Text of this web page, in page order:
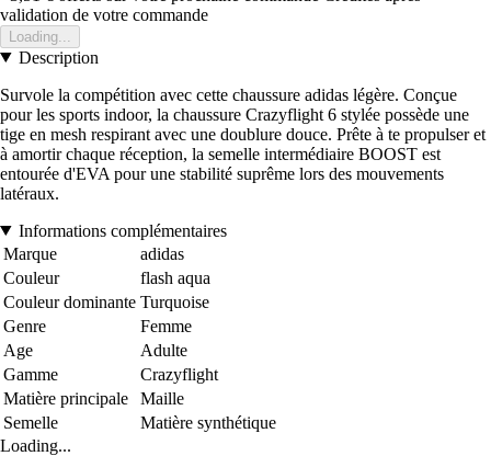
validation de votre commande
Loading...
Description
Survole la compétition avec cette chaussure adidas légère. Conçue
pour les sports indoor, la chaussure Crazyflight 6 stylée possède une
tige en mesh respirant avec une doublure douce. Prête à te propulser et
à amortir chaque réception, la semelle intermédiaire BOOST est
entourée d'EVA pour une stabilité suprême lors des mouvements
latéraux.
Informations complémentaires
Marque
adidas
Couleur
flash aqua
Couleur dominante Turquoise
Genre
Femme
Age
Adulte
Gamme
Crazyflight
Matière principale
Maille
Semelle
Matière synthétique
Loading...